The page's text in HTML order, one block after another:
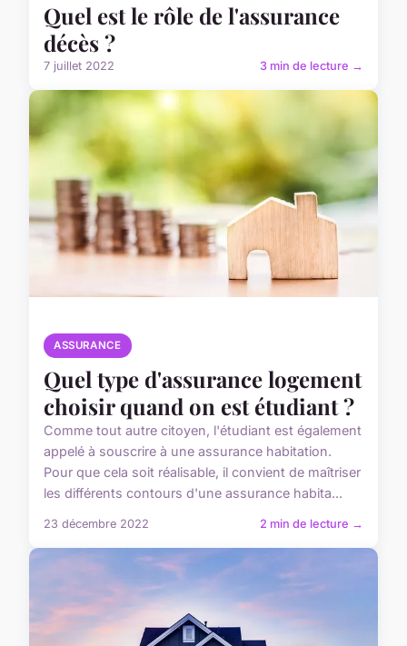
Quel est le rôle de l'assurance
décès ?
7 juillet 2022 3 min de lecture →
ASSURANCE
Quel type d'assurance logement
choisir quand on est étudiant ?
Comme tout autre citoyen, l'étudiant est également
appelé à souscrire à une assurance habitation.
Pour que cela soit réalisable, il convient de maîtriser
les différents contours d'une assurance habita...
23 décembre 2022 2 min de lecture →